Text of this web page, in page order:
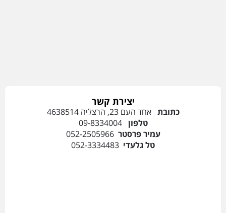
יצירת קשר
כתובת אחד העם 23, הרצליה 4638514
טלפון09-8334004
עמיר פרסטר052-2505966
טל גלעדי 052-3334483